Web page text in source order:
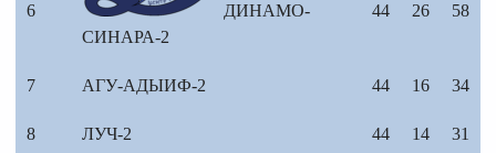
6
ДИНАМО-
СИНАРА-2
44 26 58
7 АГУ-АДЫИФ-2 44 16 34
8 ЛУЧ-2 44 14 31